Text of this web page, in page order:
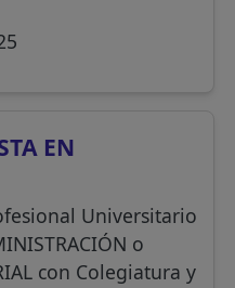
EN
Universitario
o
con Colegiatura y